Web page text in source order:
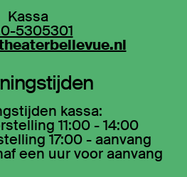
Kassa
5305301
kassa:
11:00 - 14:00
17:00 - aanvang
een uur voor aanvang